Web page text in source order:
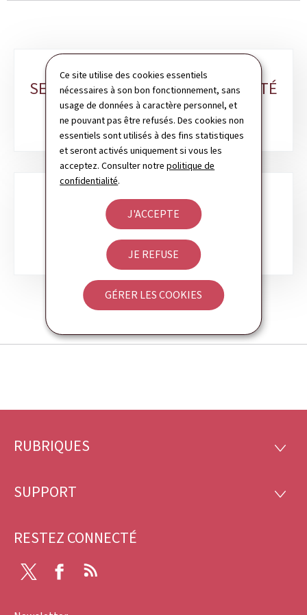
Ce site utilise des cookies essentiels
nécessaires à son bon fonctionnement, sans
usage de données à caractère personnel, et
ne pouvant pas être refusés. Des cookies non
essentiels sont utilisés à des fins statistiques
et seront activés uniquement si vous les
acceptez. Consulter notrepolitique de
confidentialité.
J'ACCEPTE
JE REFUSE
GÉRER LES COOKIES
Sous-
rubriques
SERVICES EN LIGNE DE LA SÉCURITÉ
SOCIALE
SERVICES EN LIGNE DE SANTÉ
Pied
page
RUBRIQUES
SUPPORT
RESTEZ CONNECTÉ
Facebook